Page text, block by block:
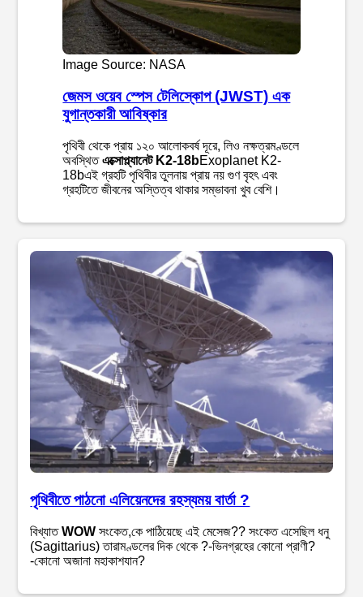
Image Source: NASA
জেমস ওয়েব স্পেস টেলিস্কোপ (JWST) এক
যুগান্তকারী আবিষ্কার
পৃথিবী থেকে প্রায় ১২০ আলোকবর্ষ দূরে, লিও নক্ষত্রমণ্ডলে
অবস্থিতএক্সোপ্ল্যানেট K2-18bExoplanet K2-
18bএই গ্রহটি পৃথিবীর তুলনায় প্রায় নয় গুণ বৃহৎ এবং
গ্রহটিতে জীবনের অস্তিত্ব থাকার সম্ভাবনা খুব বেশি।
পৃথিবীতে পাঠনো এলিয়েনদের রহস্যময় বার্তা ?
বিখ্যাতWOW সংকেত,কে পাঠিয়েছে এই মেসেজ?? সংকেত এসেছিল ধনু
(Sagittarius) তারামণ্ডলের দিক থেকে ?-ভিনগ্রহের কোনো প্রাণী?
-কোনো অজানা মহাকাশযান?